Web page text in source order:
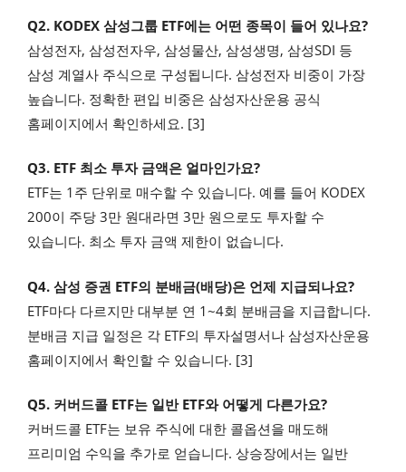
Q2. KODEX 삼성그룹 ETF에는 어떤 종목이 들어 있나요?
삼성전자, 삼성전자우, 삼성물산, 삼성생명, 삼성SDI 등
삼성 계열사 주식으로 구성됩니다. 삼성전자 비중이 가장
높습니다. 정확한 편입 비중은 삼성자산운용 공식
홈페이지에서 확인하세요. [3]
Q3. ETF 최소 투자 금액은 얼마인가요?
ETF는 1주 단위로 매수할 수 있습니다. 예를 들어 KODEX
200이 주당 3만 원대라면 3만 원으로도 투자할 수
있습니다. 최소 투자 금액 제한이 없습니다.
Q4. 삼성 증권 ETF의 분배금(배당)은 언제 지급되나요?
ETF마다 다르지만 대부분 연 1~4회 분배금을 지급합니다.
분배금 지급 일정은 각 ETF의 투자설명서나 삼성자산운용
홈페이지에서 확인할 수 있습니다. [3]
Q5. 커버드콜 ETF는 일반 ETF와 어떻게 다른가요?
커버드콜 ETF는 보유 주식에 대한 콜옵션을 매도해
프리미엄 수익을 추가로 얻습니다. 상승장에서는 일반